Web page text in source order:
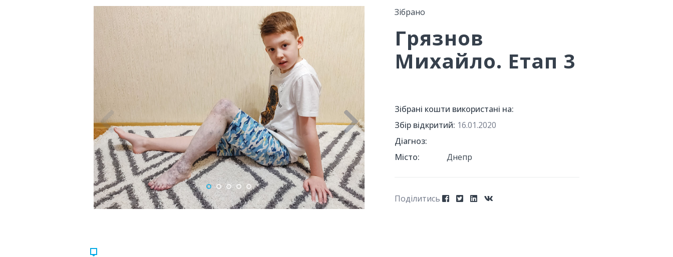
Зібрано
Грязнов
Михайло. Етап 3
Зібрані кошти використані на:
Збір відкритий: 16.01.2020
Діагноз:
Місто:
Днепр
Поділитись